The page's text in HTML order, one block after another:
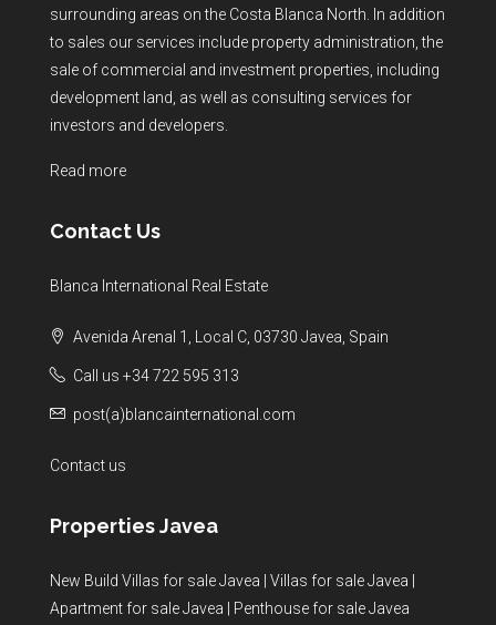
surrounding areas on the Costa Blanca North. In addition
to sales our services include property administration, the
sale of commercial and investment properties, including
development land, as well as consulting services for
investors and developers.
Read more
Contact Us
Blanca International Real Estate
Avenida Arenal 1, Local C, 03730 Javea, Spain
Call us +34 722 595 313
post(a)blancainternational.com
Contact us
Properties Javea
New Build Villas for sale Javea Villas for sale Javea
Apartment for sale Javea
Penthouse for sale Javea